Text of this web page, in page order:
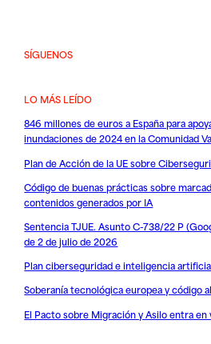
SÍGUENOS
LO MÁS LEÍDO
846 millones de euros a España para
inundaciones de 2024 en la Comunidad
Plan de Acción de la UE sobre
Código de buenas prácticas sobre
contenidos generados por IA
Sentencia TJUE. Asunto C-738/22 P
de 2 de julio de 2026
Plan ciberseguridad e inteligencia
Soberanía tecnológica europea y código
El Pacto sobre Migración y Asilo entra en